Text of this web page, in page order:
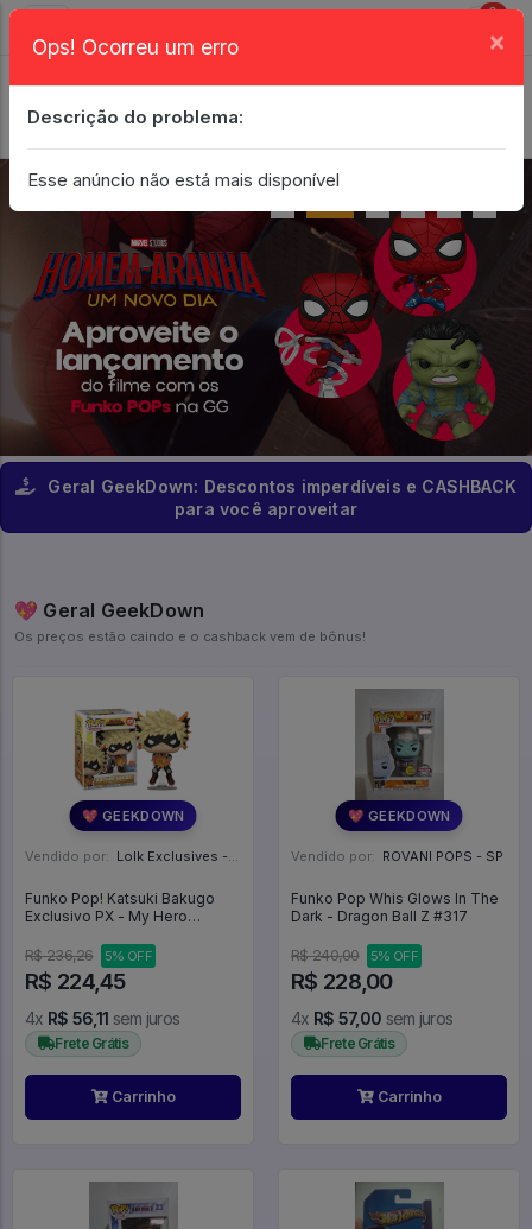
0
Geral GeekDown: Descontos imperdíveis e CASHBACK
para você aproveitar
💖 Geral GeekDown
Os preços estão caindo e o cashback vem de bônus!
💖 GEEKDOWN
Vendido por: Lolk Exclusives - SP
Funko Pop! Katsuki Bakugo
Exclusivo PX - My Hero
R$ 236,26
5% OFF
R$ 224,45
4x R$ 56,11 sem juros
Frete Grátis
Carrinho
💖 GEEKDOWN
Vendido por: ROVANI POPS - SP
Funko Pop Whis Glows In The
Dark - Dragon Ball Z #317
R$ 240,00 5% OFF
R$ 228,00
4x R$ 57,00 sem juros
Frete Grátis
Carrinho
Ops! Ocorreu um erro ×
Descrição do problema:
Esse anúncio não está mais disponível